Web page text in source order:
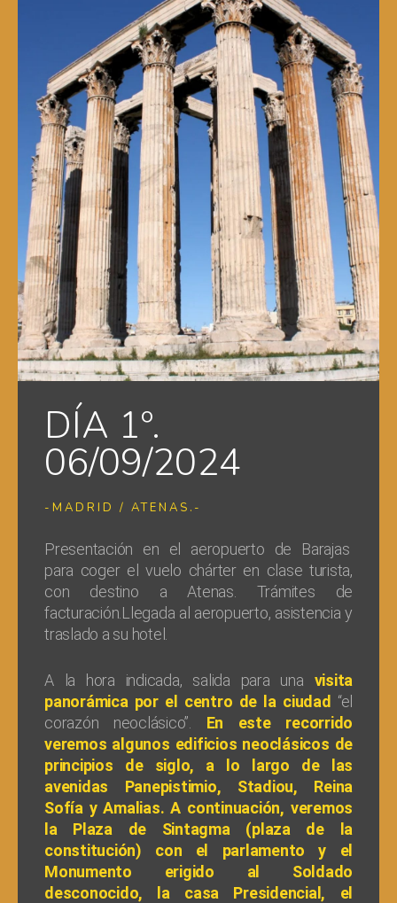
DÍA 1º.
06/09/2024
-MADRID / ATENAS.-
Presentación en el aeropuerto de Barajas
para coger el vuelo chárter en clase turista,
con destino a Atenas. Trámites de
facturación.Llegada al aeropuerto, asistencia y
traslado a su hotel.
A la hora indicada, salida para una visita
panorámica por el centro de la ciudad “el
corazón neoclásico”.
En este recorrido
veremos algunos edificios neoclásicos de
principios de siglo, a lo largo de las
avenidas Panepistimio, Stadiou, Reina
Sofía y Amalias. A continuación, veremos
la Plaza de Sintagma (plaza de la
constitución) con el parlamento y el
Monumento erigido al Soldado
desconocido, la casa Presidencial, el